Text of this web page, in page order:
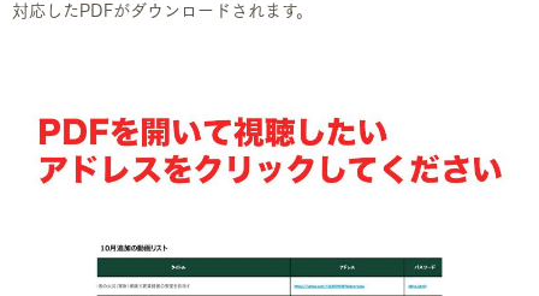
対応したPDFがダウンロードされます。